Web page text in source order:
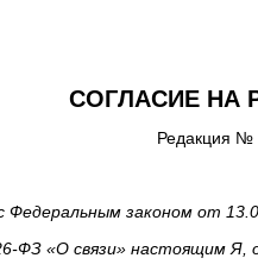
СОГЛАСИЕ НА
Редакция №
Федеральным законом от
ФЗ «О связи» настоящим Я,